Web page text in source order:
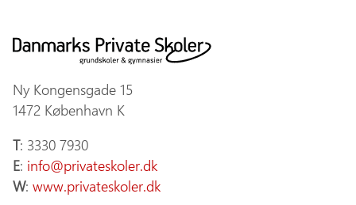
Ny Kongensgade 15
1472 København K
T: 3330 7930
E: info@privateskoler.dk
W: www.privateskoler.dk